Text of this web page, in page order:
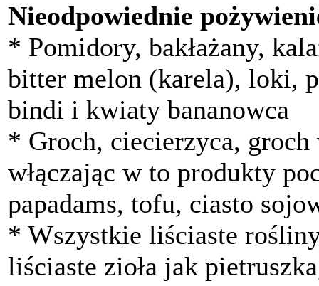
Nieodpowiednie
* Pomidory, bakłażany,
bitter melon (karela), loki,
bindi i kwiaty bananowca
* Groch, ciecierzyca,
włączając w to produkty
papadams, tofu, ciasto
* Wszystkie liściaste
liściaste zioła jak